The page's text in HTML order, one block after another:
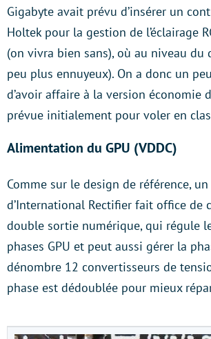
Gigabyte avait prévu d’insérer un
Holtek pour la gestion de l’éclairage
(on vivra bien sans), où au niveau du
peu plus ennuyeux). On a donc un
d’avoir affaire à la version économie
prévue initialement pour voler en
Alimentation du GPU (VDDC)
Comme sur le design de référence,
d’International Rectifier fait office de
double sortie numérique, qui régule
phases GPU et peut aussi gérer la
dénombre 12 convertisseurs de
phase est dédoublée pour mieux